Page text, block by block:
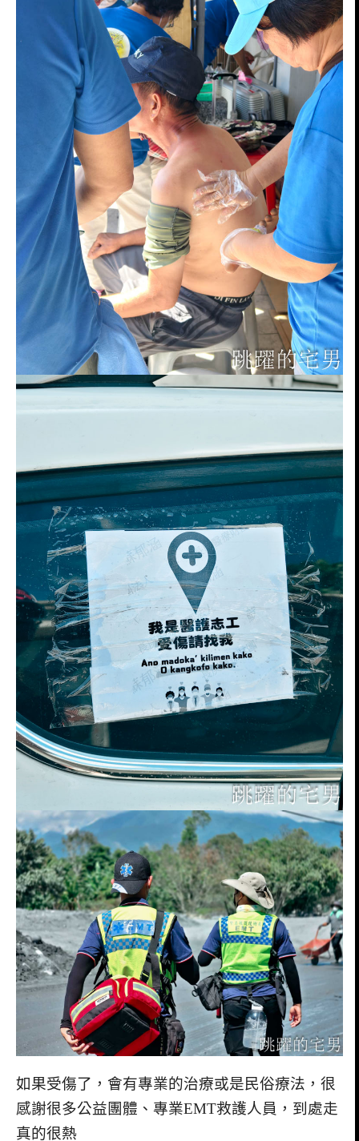
如果受傷了，會有專業的治療或是民俗療法，很
感謝很多公益團體、專業EMT救護人員，到處走
真的很熱